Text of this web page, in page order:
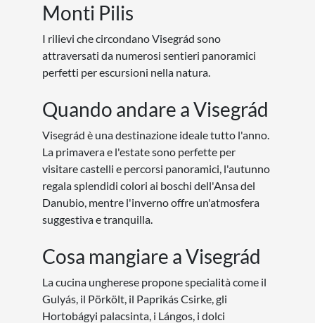
Monti Pilis
I rilievi che circondano Visegrád sono
attraversati da numerosi sentieri panoramici
perfetti per escursioni nella natura.
Quando andare a Visegrád
Visegrád è una destinazione ideale tutto l'anno.
La primavera e l'estate sono perfette per
visitare castelli e percorsi panoramici, l'autunno
regala splendidi colori ai boschi dell'Ansa del
Danubio, mentre l'inverno offre un'atmosfera
suggestiva e tranquilla.
Cosa mangiare a Visegrád
La cucina ungherese propone specialità come il
Gulyás, il Pörkölt, il Paprikás Csirke, gli
Hortobágyi palacsinta, i Lángos, i dolci